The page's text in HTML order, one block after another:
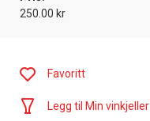
250.00 kr
Favoritt
Legg til Min vinkjeller